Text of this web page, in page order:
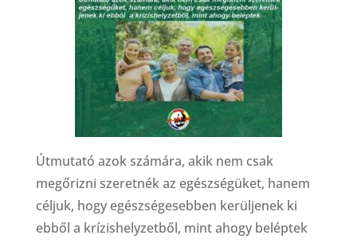
Útmutató azok számára, akik nem csak
megőrizni szeretnék az egészségüket, hanem
céljuk, hogy egészségesebben kerüljenek ki
ebből a krízishelyzetből, mint ahogy beléptek